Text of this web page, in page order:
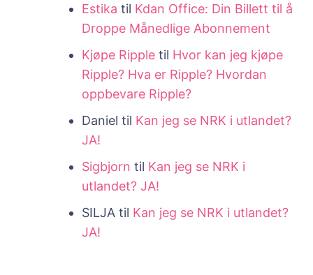
Estika til Kdan Office: Din Billett til å
Droppe Månedlige Abonnement
Kjøpe Ripple til Hvor kan jeg kjøpe
Ripple? Hva er Ripple? Hvordan
oppbevare Ripple?
Daniel til Kan jeg se NRK i utlandet?
JA!
Sigbjorn til Kan jeg se NRK i
utlandet? JA!
SILJA til Kan jeg se NRK i utlandet?
JA!